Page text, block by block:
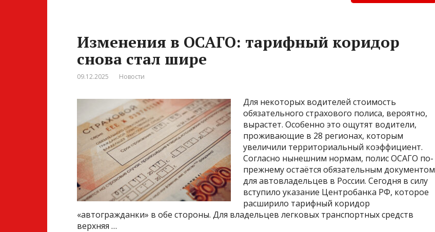
Изменения в ОСАГО: тарифный коридор
снова стал шире
09.12.2025 Новости
Для некоторых водителей стоимость
обязательного страхового полиса, вероятно,
вырастет. Особенно это ощутят водители,
проживающие в 28 регионах, которым
увеличили территориальный коэффициент.
Согласно нынешним нормам, полис ОСАГО по-
прежнему остаётся обязательным документом
для автовладельцев в России. Сегодня в силу
вступило указание Центробанка РФ, которое
расширило тарифный коридор
«автогражданки» в обе стороны. Для владельцев легковых транспортных средств
верхняя …